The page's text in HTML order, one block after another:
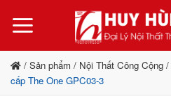
qua
dung
/ Sản phẩm / Nội Thất Công Cộng /
cấp The One GPC03-3